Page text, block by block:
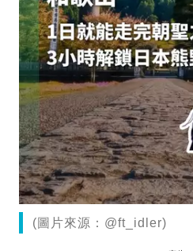
(圖片來源：@ft_idler)